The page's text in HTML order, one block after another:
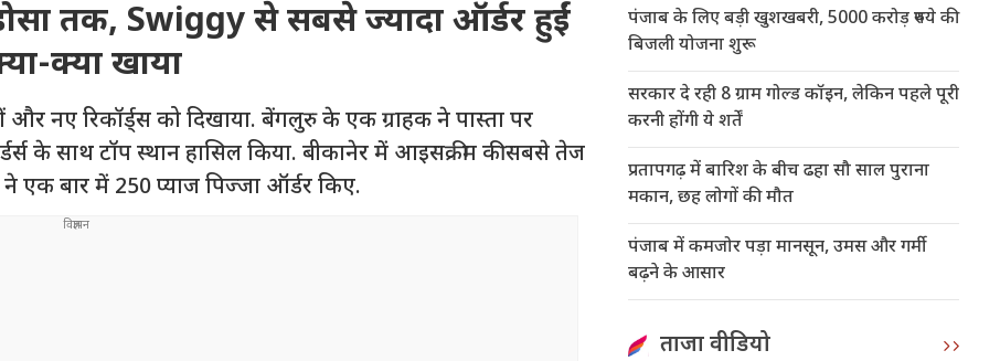
तक, Swiggy से सबसे ज्यादा ऑर्डर हुईं
क्या खाया
नए रिकॉर्ड्स को दिखाया. बेंगलुरु के एक ग्राहक ने पास्ता पर
के साथ टॉप स्थान हासिल किया. बीकानेर में आइसक्रीम की सबसे तेज
एक बार में 250 प्याज पिज्जा ऑर्डर किए.
पंजाब के लिए बड़ी खुशखबरी, 5000 करोड़ रुपये की
बिजली योजना शुरू
सरकार दे रही 8 ग्राम गोल्ड कॉइन, लेकिन पहले पूरी
करनी होंगी ये शर्तें
प्रतापगढ़ में बारिश के बीच ढहा सौ साल पुराना
मकान, छह लोगों की मौत
पंजाब में कमजोर पड़ा मानसून, उमस और गर्मी
बढ़ने के आसार
ताजा वीडियो